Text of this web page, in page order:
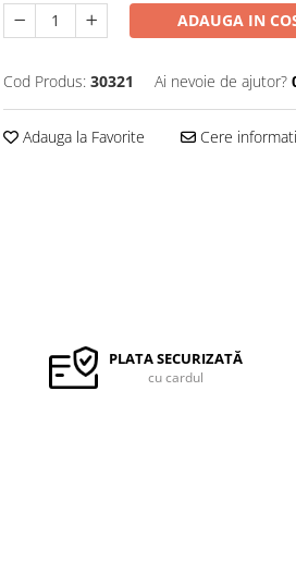
ADAUGA IN
Cod Produs: 30321 Ai nevoie de ajutor?
Adauga la Favorite Cere
PLATA SECURIZATĂ
cu cardul